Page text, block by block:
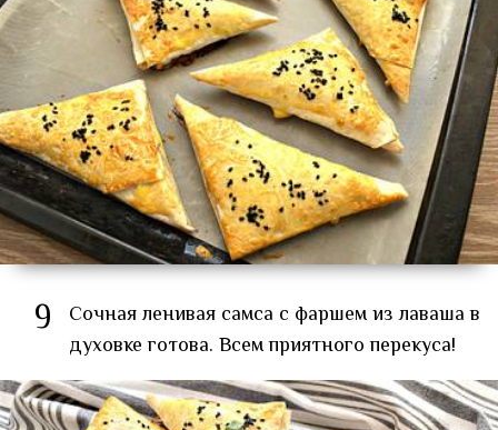
9
Сочная ленивая самса с фаршем из лаваша в
духовке готова. Всем приятного перекуса!